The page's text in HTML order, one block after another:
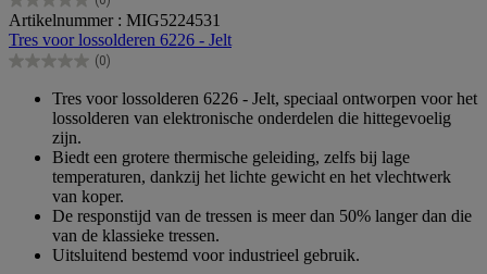
0.0
van
de
5
Artikelnummer : MIG5224531
Tres voor lossolderen 6226 - Jelt
(0)
0.0
sterren.
Tres voor lossolderen 6226 - Jelt, speciaal ontworpen voor het
lossolderen van elektronische onderdelen die hittegevoelig
zijn.
Biedt een grotere thermische geleiding, zelfs bij lage
temperaturen, dankzij het lichte gewicht en het vlechtwerk
van koper.
De responstijd van de tressen is meer dan 50% langer dan die
van de klassieke tressen.
Uitsluitend bestemd voor industrieel gebruik.